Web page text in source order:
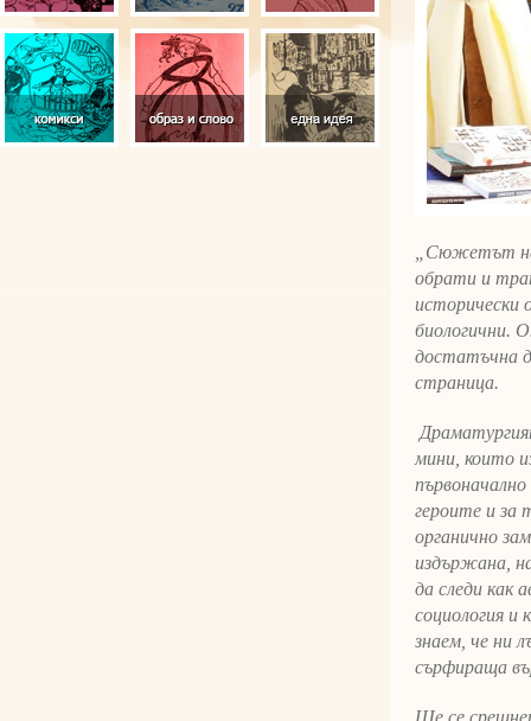
„Сюжетът
обрати и
исторически
биологични.
достатъчна
страница.
мини, които
героите и за
органично
издържана,
да следи как
социология и
знаем, че ни
сърфираща
Ще се